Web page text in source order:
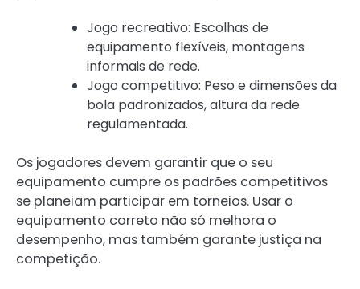
Jogo recreativo: Escolhas de
equipamento flexíveis, montagens
informais de rede.
Jogo competitivo: Peso e dimensões da
bola padronizados, altura da rede
regulamentada.
Os jogadores devem garantir que o seu
equipamento cumpre os padrões competitivos
se planeiam participar em torneios. Usar o
equipamento correto não só melhora o
desempenho, mas também garante justiça na
competição.